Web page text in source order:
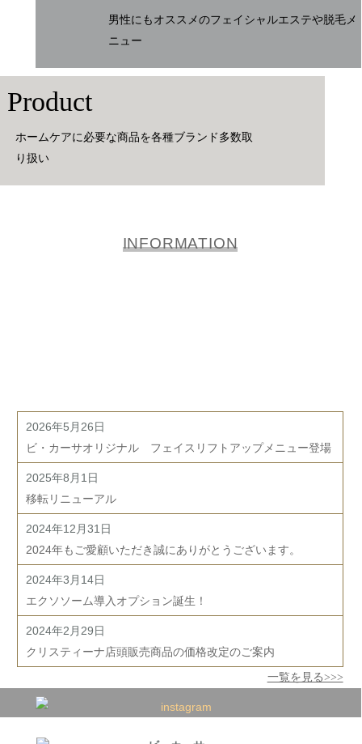
男性にもオススメのフェイシャルエステや脱毛メ
ニュー
Product
ホームケアに必要な商品を各種ブランド多数取
り扱い
INFORMATION
2026年5月26日
ビ・カーサオリジナル フェイスリフトアップメニュー登場
2025年8月1日
移転リニューアル
2024年12月31日
2024年もご愛顧いただき誠にありがとうございます。
2024年3月14日
エクソソーム導入オプション誕生！
2024年2月29日
クリスティーナ店頭販売商品の価格改定のご案内
一覧を見る>>>